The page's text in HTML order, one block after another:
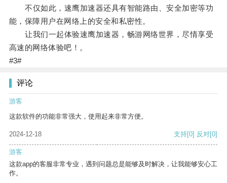
不仅如此，速鹰加速器还具有智能路由、安全加密等功
能，保障用户在网络上的安全和私密性。
让我们一起体验速鹰加速器，畅游网络世界，尽情享受
高速的网络体验吧！。
#3#
评论
游客
这款软件的功能非常强大，使用起来非常方便。
2024-12-18 支持[0] 反对[0]
游客
这款app的客服非常专业，遇到问题总是能够及时解决，让我能够安心工
作。